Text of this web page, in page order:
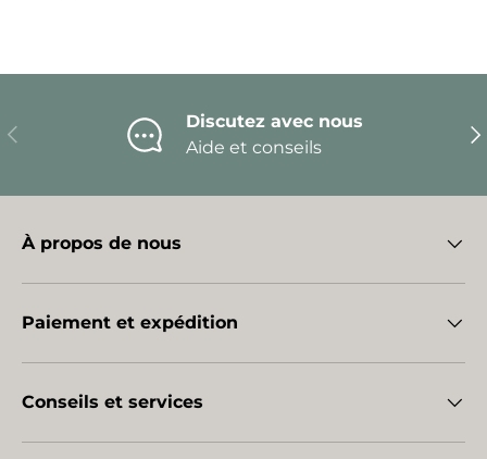
Précédent
Discutez avec nous
Aide et conseils
À propos de nous
Paiement et expédition
Conseils et services